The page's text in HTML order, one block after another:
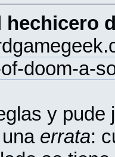
hechicero
doom-a-
y pude
errata: